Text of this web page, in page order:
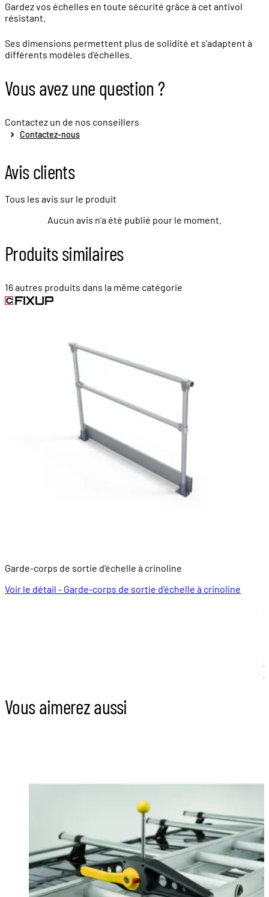
Gardez vos échelles en toute sécurité grâce à cet antivol
résistant.
Ses dimensions permettent plus de solidité et s'adaptent à
différents modèles d'échelles.
Vous avez une question ?
Contactez un de nos conseillers
Contactez-nous
Avis clients
Tous les avis sur le produit
Aucun avis n'a été publié pour le moment.
Produits similaires
16 autres produits dans la même catégorie
Garde-corps de sortie d'échelle à crinoline
Voir le détail - Garde-corps de sortie d'échelle à crinoline
Vous aimerez aussi